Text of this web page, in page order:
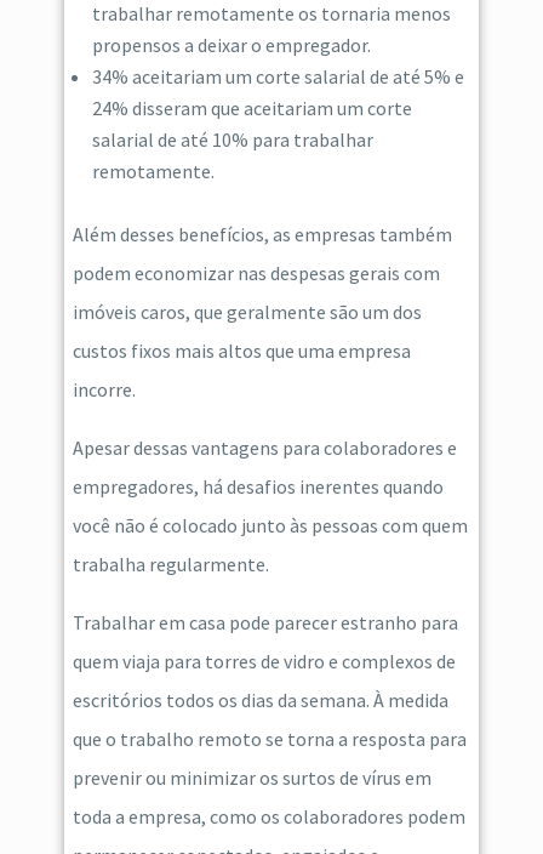
trabalhar remotamente os tornaria menos
propensos a deixar o empregador.
34% aceitariam um corte salarial de até 5% e
24% disseram que aceitariam um corte
salarial de até 10% para trabalhar
remotamente.
Além desses benefícios, as empresas também
podem economizar nas despesas gerais com
imóveis caros, que geralmente são um dos
custos fixos mais altos que uma empresa
incorre.
Apesar dessas vantagens para colaboradores e
empregadores, há desafios inerentes quando
você não é colocado junto às pessoas com quem
trabalha regularmente.
Trabalhar em casa pode parecer estranho para
quem viaja para torres de vidro e complexos de
escritórios todos os dias da semana. À medida
que o trabalho remoto se torna a resposta para
prevenir ou minimizar os surtos de vírus em
toda a empresa, como os colaboradores podem